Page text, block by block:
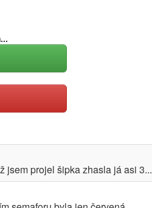
jsem projel šipka zhasla já asi 3...